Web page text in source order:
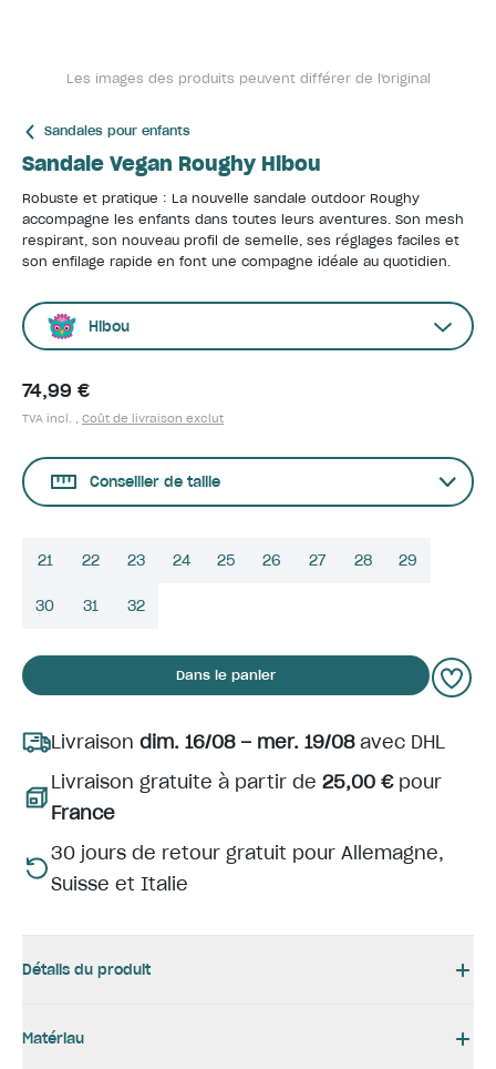
Les images des produits peuvent différer de l'original
Sandales pour enfants
Sandale Vegan Roughy Hibou
Robuste et pratique : La nouvelle sandale outdoor Roughy
accompagne les enfants dans toutes leurs aventures. Son mesh
respirant, son nouveau profil de semelle, ses réglages faciles et
son enfilage rapide en font une compagne idéale au quotidien.
Hibou
74,99 €
TVA incl. , Coût de livraison exclut
Conseiller de taille
21 22 23 24 25 26 27 28 29
30 31 32
Dans le panier
Livraison dim. 16/08 – mer. 19/08avec DHL
Livraison gratuite à partir de 25,00 €pour
France
30 jours de retour gratuit pour Allemagne,
Suisse et Italie
Détails du produit
Matériau